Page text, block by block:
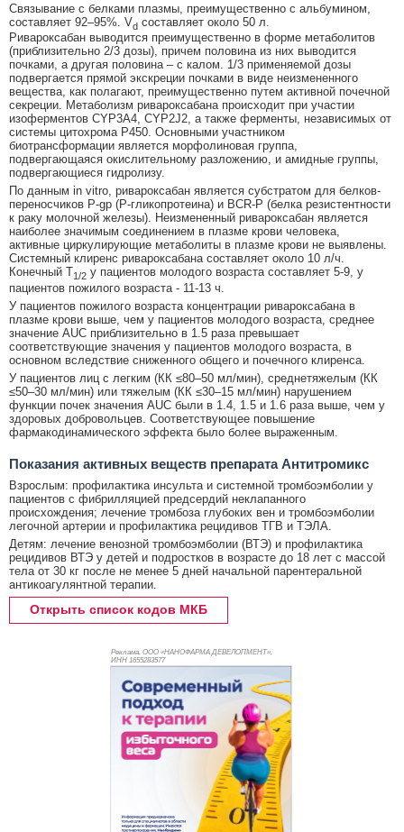
Связывание с белками плазмы, преимущественно с альбумином,
составляет 92–95%. Vd составляет около 50 л.
Ривароксабан выводится преимущественно в форме метаболитов
(приблизительно 2/3 дозы), причем половина из них выводится
почками, а другая половина – с калом. 1/3 применяемой дозы
подвергается прямой экскреции почками в виде неизмененного
вещества, как полагают, преимущественно путем активной почечной
секреции. Метаболизм ривароксабана происходит при участии
изоферментов CYP3A4, CYP2J2, а также ферменты, независимых от
системы цитохрома Р450. Основными участником
биотрансформации является морфолиновая группа,
подвергающаяся окислительному разложению, и амидные группы,
подвергающиеся гидролизу.
По данным in vitro, ривароксабан является субстратом для белков-
переносчиков Р-gp (Р-гликопротеина) и BCR-P (белка резистентности
к раку молочной железы). Неизмененный ривароксабан является
наиболее значимым соединением в плазме крови человека,
активные циркулирующие метаболиты в плазме крови не выявлены.
Системный клиренс ривароксабана составляет около 10 л/ч.
Конечный T1/2 у пациентов молодого возраста составляет 5-9, у
пациентов пожилого возраста - 11-13 ч.
У пациентов пожилого возраста концентрации ривароксабана в
плазме крови выше, чем у пациентов молодого возраста, среднее
значение AUC приблизительно в 1.5 раза превышает
соответствующие значения у пациентов молодого возраста, в
основном вследствие сниженного общего и почечного клиренса.
У пациентов лиц с легким (КК ≤80–50 мл/мин), среднетяжелым (КК
≤50–30 мл/мин) или тяжелым (КК ≤30–15 мл/мин) нарушением
функции почек значения AUC были в 1.4, 1.5 и 1.6 раза выше, чем у
здоровых добровольцев. Соответствующее повышение
фармакодинамического эффекта было более выраженным.
Показания активных веществ препарата Антитромикс
Взрослым: профилактика инсульта и системной тромбоэмболии у
пациентов с фибрилляцией предсердий неклапанного
происхождения; лечение тромбоза глубоких вен и тромбоэмболии
легочной артерии и профилактика рецидивов ТГВ и ТЭЛА.
Детям: лечение венозной тромбоэмболии (ВТЭ) и профилактика
рецидивов ВТЭ у детей и подростков в возрасте до 18 лет с массой
тела от 30 кг после не менее 5 дней начальной парентеральной
антикоагулянтной терапии.
Открыть список кодов МКБ
Реклама. ООО «НАНОФАРМА ДЕВЕЛОПМЕНТ»,
ИНН 1655283577